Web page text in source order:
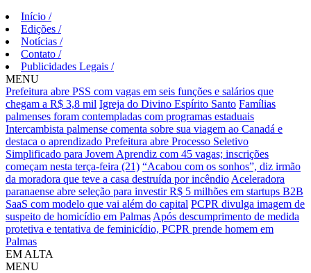
Início /
Edições /
Notícias /
Contato /
Publicidades Legais /
MENU
Prefeitura abre PSS com vagas em seis funções e salários que
chegam a R$ 3,8 mil Igreja do Divino Espírito Santo Famílias
palmenses foram contempladas com programas estaduais
Intercambista palmense comenta sobre sua viagem ao Canadá e
destaca o aprendizado Prefeitura abre Processo Seletivo
Simplificado para Jovem Aprendiz com 45 vagas; inscrições
começam nesta terça-feira (21) “Acabou com os sonhos”, diz irmão
da moradora que teve a casa destruída por incêndio Aceleradora
paranaense abre seleção para investir R$ 5 milhões em startups B2B
SaaS com modelo que vai além do capital PCPR divulga imagem de
suspeito de homicídio em Palmas Após descumprimento de medida
protetiva e tentativa de feminicídio, PCPR prende homem em
Palmas
EM ALTA
MENU